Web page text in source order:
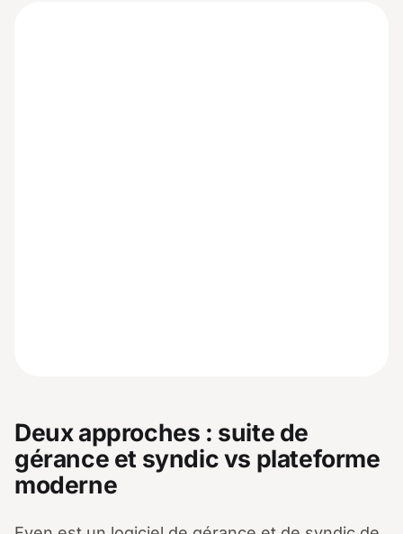
Deux approches : suite de
gérance et syndic vs plateforme
moderne